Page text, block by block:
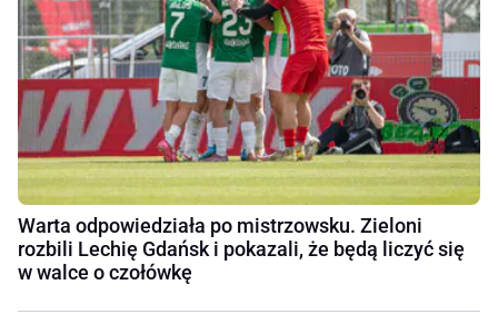
Warta odpowiedziała po mistrzowsku. Zieloni
rozbili Lechię Gdańsk i pokazali, że będą liczyć się
w walce o czołówkę